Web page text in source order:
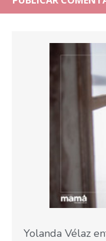
Yolanda Vélaz